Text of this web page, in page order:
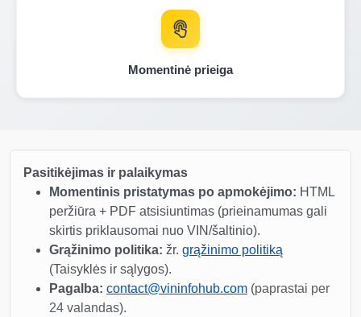
AutocheckManheim Manheim
Momentinė prieiga
Pasitikėjimas ir palaikymas
Momentinis pristatymas po apmokėjimo: HTML
peržiūra + PDF atsisiuntimas (prieinamumas gali
skirtis priklausomai nuo VIN/šaltinio).
Grąžinimo politika: žr. grąžinimo politiką
(Taisyklės ir sąlygos).
Pagalba: contact@vininfohub.com (paprastai per
24 valandas).